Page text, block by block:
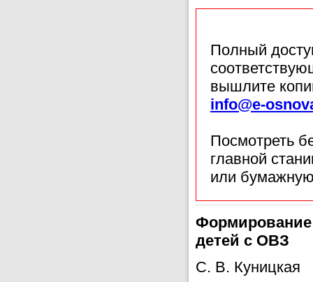
Полный
вышлите
info@e-
Посмотреть
главной
или
Формирование
детей с ОВЗ
С. В. Куницкая